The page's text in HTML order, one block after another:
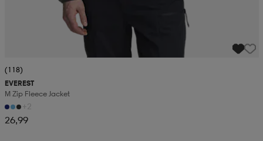
(118)
EVEREST
M Zip Fleece Jacket
+2
26,99